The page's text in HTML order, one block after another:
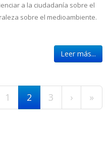
a la ciudadanía sobre el
sobre el medioambiente.
Leer más...
1 2 3 › »